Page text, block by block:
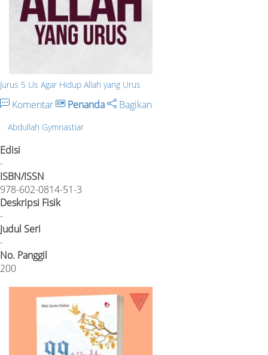
Jurus 5 Us Agar Hidup Allah yang Urus
Komentar Penanda Bagikan
Abdullah Gymnastiar
Edisi
-
ISBN/ISSN
978-602-0814-51-3
Deskripsi Fisik
-
Judul Seri
-
No. Panggil
200